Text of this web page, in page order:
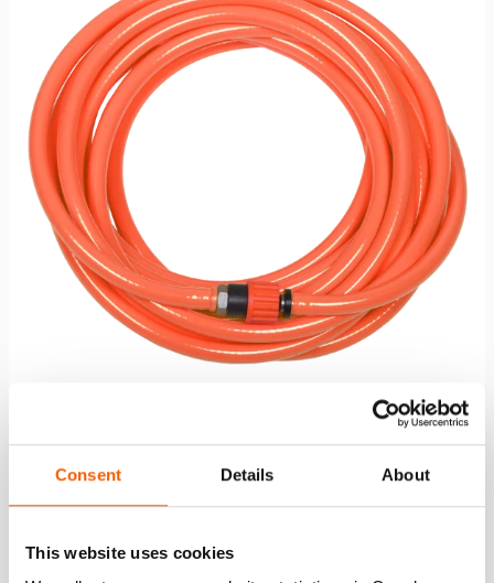
Consent Details About
This website uses cookies
Luchtslang AH 10 O